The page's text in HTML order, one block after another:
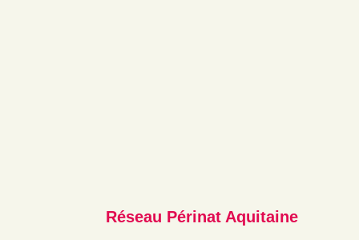
Réseau Périnat Aquitaine